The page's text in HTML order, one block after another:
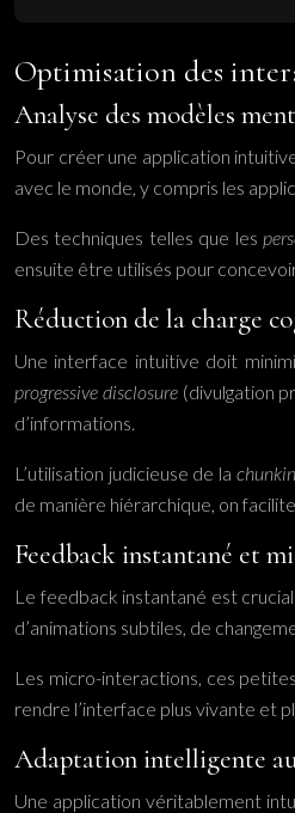
Optimisation des
Analyse des modèles
Pour créer une application
avec le monde, y compris les
Des techniques telles que les
ensuite être utilisés pour
Réduction de la charge
Une interface intuitive doit
progressive disclosure (divulgation
d’informations.
L’utilisation judicieuse de la
de manière hiérarchique, on
Feedback instantané et
Le feedback instantané est
d’animations subtiles, de
Les micro-interactions, ces
rendre l’interface plus vivante et
Adaptation intelligente
Une application véritablement